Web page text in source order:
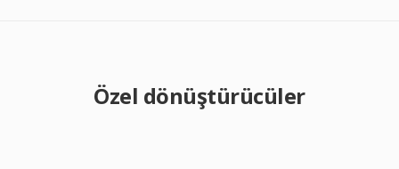
Özel dönüştürücüler